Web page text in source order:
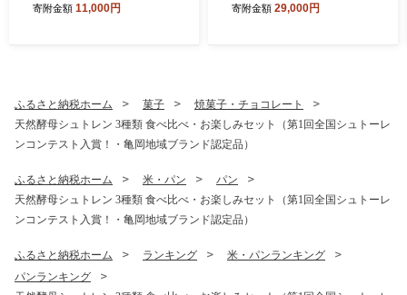
鶏肉 ムネ むね 不揃い》
寄附金額 11,000円
本製 なめらかタッチ 両サイ
京都亀岡産 新生活≫
寄附金額 29,000円
ふるさと納税ホーム 菓子
焼菓子・チョコレート
天然酵母シュトレン 3種類 食べ比べ・お楽しみセット（第1回全国シュトーレ
ンコンテスト入賞！・亀岡地域ブランド認定品）
ふるさと納税ホーム 米・パン
パン
天然酵母シュトレン 3種類 食べ比べ・お楽しみセット（第1回全国シュトーレ
ンコンテスト入賞！・亀岡地域ブランド認定品）
ふるさと納税ホーム ランキング
米・パンランキング
パンランキング